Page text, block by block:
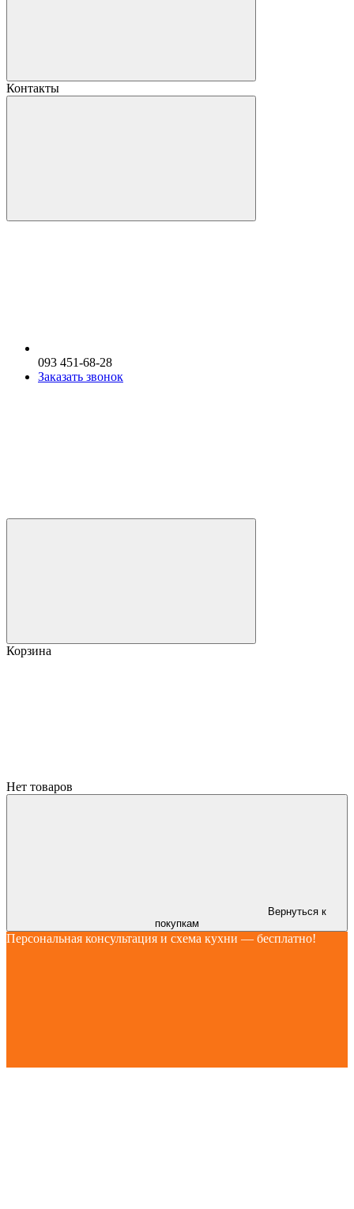
Контакты
093 451-68-28
Заказать звонок
Корзина
Нет товаров
Вернуться к
покупкам
Персональная консультация и схема кухни — бесплатно!